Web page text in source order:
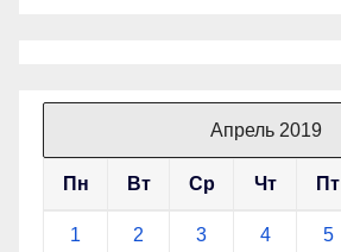
Апрель 2019
Пн Вт Ср Чт Пт
1 2 3 4 5